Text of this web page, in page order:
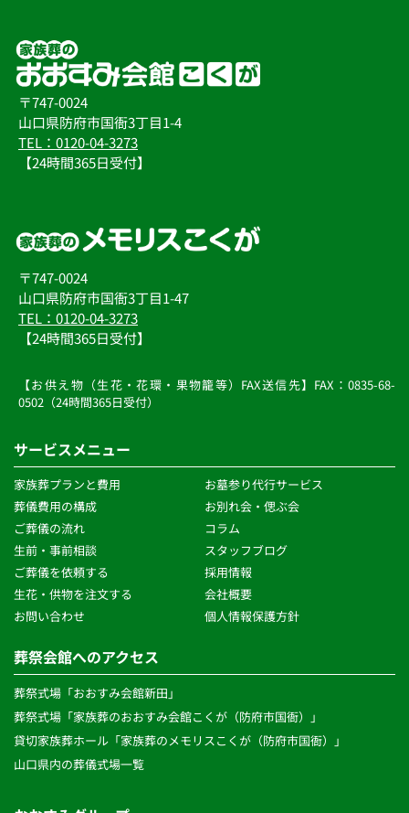
不当なアクセス、破壊、改ざん、漏洩等を防止するために
必要な安全対策を講じ、個人情報の保護に努めてまいりま
す。 また、利用目的の遂行のために業務を委託する場合、
委託先に対して契約等の措置を行い、個人情報の取り扱い
に関して適切な管理、監督を行ってまいります。
ユーザーの退会などの理由により当該の個人情報が不要に
なった場合については、すみやかに抹消いたします。
◆個人情報の開示について
◆個人情報保護関連法令等の遵守について
報保護に関する各種法令及びその他の規範を遵守いたしま
す。
◆個人情報の第三者提供について
当社は、法令に定める場合を除き、個人情報を、事前に本
◆個人情報保護に対する取り組みの継続的見直しについて
す。
〒747-0024
山口県防府市国衙3丁目1-4
TEL：0120-04-3273
【24時間365日受付】
〒747-0024
山口県防府市国衙3丁目1-47
TEL：0120-04-3273
【24時間365日受付】
【お供え物（生花・花環・果物籠等）FAX送信先】FAX：0835-68-
0502（24時間365日受付）
サービスメニュー
家族葬プランと費用
葬儀費用の構成
ご葬儀の流れ
生前・事前相談
ご葬儀を依頼する
生花・供物を注文する
お問い合わせ
お墓参り代行サービス
お別れ会・偲ぶ会
コラム
スタッフブログ
採用情報
会社概要
個人情報保護方針
葬祭会館へのアクセス
葬祭式場「おおすみ会館新田」
葬祭式場「家族葬のおおすみ会館こくが（防府市国衙）」
貸切家族葬ホール「家族葬のメモリスこくが（防府市国衙）」
山口県内の葬儀式場一覧